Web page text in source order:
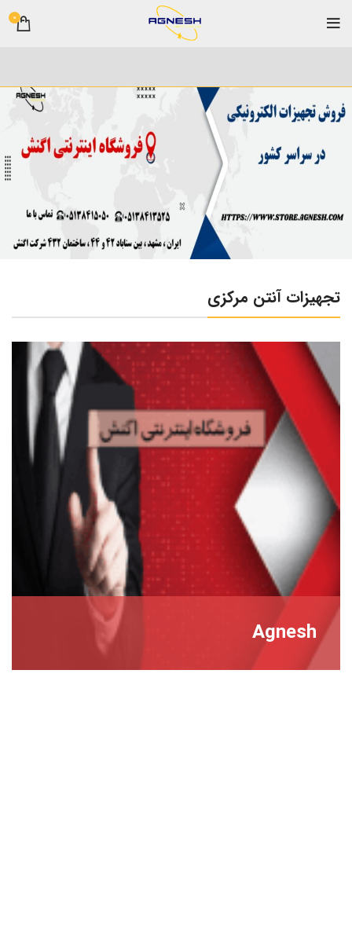
0
تجهیزات آنتن مرکزی
Agnesh